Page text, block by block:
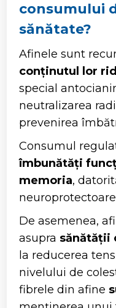
consumului
sănătate?
Afinele sunt
conținutul lor
special
neutralizarea
prevenirea
Consumul
îmbunătăți
memoria,
De asemenea,
asupra sănătății
la reducerea
nivelului de
fibrele din afine